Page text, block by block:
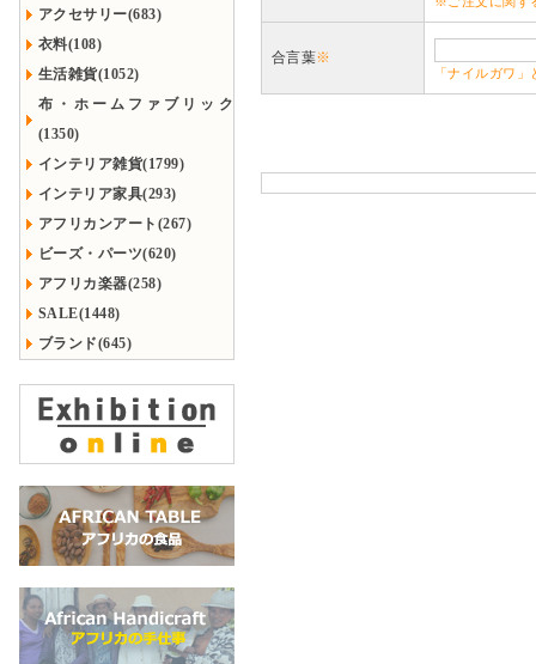
アクセサリー(683)
衣料(108)
生活雑貨(1052)
布・ホームファブリック
(1350)
インテリア雑貨(1799)
インテリア家具(293)
アフリカンアート(267)
ビーズ・パーツ(620)
アフリカ楽器(258)
SALE(1448)
ブランド(645)
合言葉※
「ナイルガワ